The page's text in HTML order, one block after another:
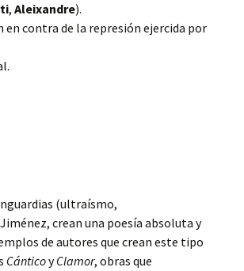
, Aleixandre).
en contra de la represión ejercida por
(ultraísmo,
crean una poesía absoluta y
de autores que crean este tipo
CánticoyClamor, obras que